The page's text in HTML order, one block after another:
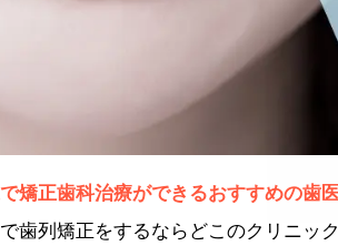
矯正歯科治療ができるおすすめの歯
歯列矯正をするならどこのクリニッ